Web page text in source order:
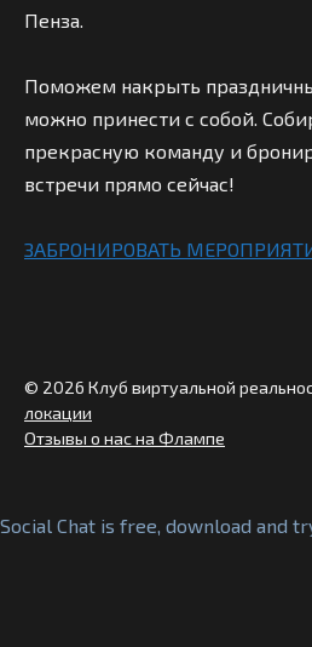
Пенза.
Поможем накрыть
можно принести с собой.
прекрасную команду и
встречи прямо сейчас!
ЗАБРОНИРОВАТЬ
© 2026 Клуб виртуальной
локации
Отзывы о нас на Флампе
Social Chat is free, download and